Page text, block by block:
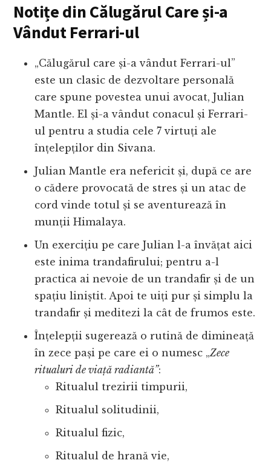
Notițe din Călugărul Care și-a
Vândut Ferrari-ul
„Călugărul care și-a vândut Ferrari-ul”
este un clasic de dezvoltare personală
care spune povestea unui avocat, Julian
Mantle. El și-a vândut conacul și Ferrari-
ul pentru a studia cele 7 virtuți ale
înțelepților din Sivana.
Julian Mantle era nefericit și, după ce are
o cădere provocată de stres și un atac de
cord vinde totul și se aventurează în
munții Himalaya.
Un exercițiu pe care Julian l-a învățat aici
este inima trandafirului; pentru a-l
practica ai nevoie de un trandafir și de un
spațiu liniștit. Apoi te uiți pur și simplu la
trandafir și meditezi la cât de frumos este.
Înțelepții sugerează o rutină de dimineață
în zece pași pe care ei o numesc „Zece
ritualuri de viață radiantă”:
Ritualul trezirii timpurii,
Ritualul solitudinii,
Ritualul fizic,
Ritualul de hrană vie,